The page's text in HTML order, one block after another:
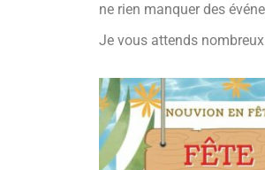
ne rien manquer des
Je vous attends